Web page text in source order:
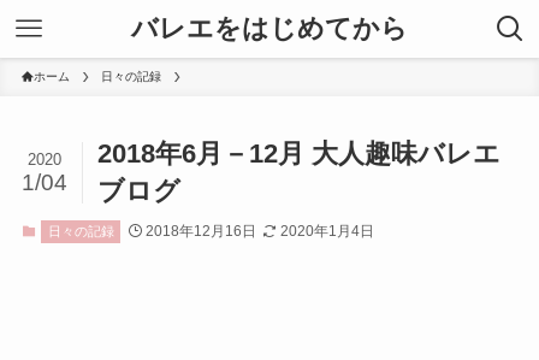
バレエをはじめてから
ホーム 日々の記録
2018年6月－12月 大人趣味バレエ
ブログ
2020
1/04
日々の記録 2018年12月16日 2020年1月4日